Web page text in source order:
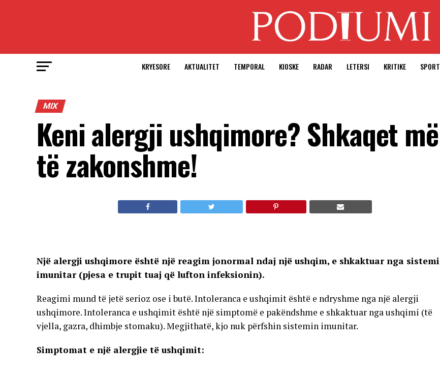
KRYESORE AKTUALITET TEMPORAL KIOSKE RADAR LETERSI KRITIKE SPORT
MIX
Keni alergji ushqimore? Shkaqet më
të zakonshme!
Një alergji ushqimore është një reagim jonormal ndaj një ushqim, e shkaktuar nga sistemi
imunitar (pjesa e trupit tuaj që lufton infeksionin).
Reagimi mund të jetë serioz ose i butë. Intoleranca e ushqimit është e ndryshme nga një alergji
ushqimore. Intoleranca e ushqimit është një simptomë e pakëndshme e shkaktuar nga ushqimi (të
vjella, gazra, dhimbje stomaku). Megjithatë, kjo nuk përfshin sistemin imunitar.
Simptomat e një alergjie të ushqimit: